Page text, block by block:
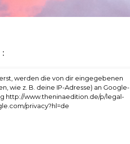
werden die von dir eingegebenen
wie z. B. deine IP-Adresse) an Google-
http://www.theninaedition.de/p/legal-
privacy?hl=de